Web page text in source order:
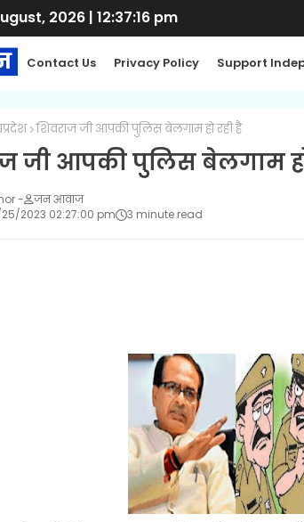
2026| 12:37:17 pm
Contact Us Privacy Policy Support
शिवराज जी आपकी पुलिस बेलगाम हो रही है
जी आपकी पुलिस बेलगाम
जन आवाज
2023 02:27:00 pm
3 minute read